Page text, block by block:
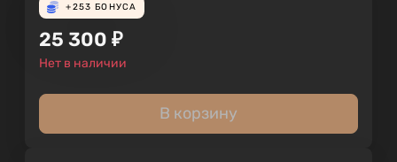
+253 БОНУСА
25 300 ₽
Нет в наличии
В корзину